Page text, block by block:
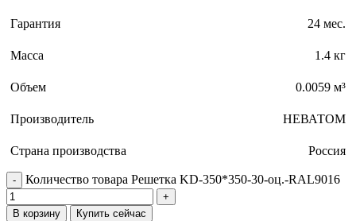
Гарантия 24 мес.
Масса 1.4 кг
Объем 0.0059 м³
Производитель НЕВАТОМ
Страна производства Россия
Количество товара Решетка KD-350*350-30-оц.-RAL9016
В корзину Купить сейчас